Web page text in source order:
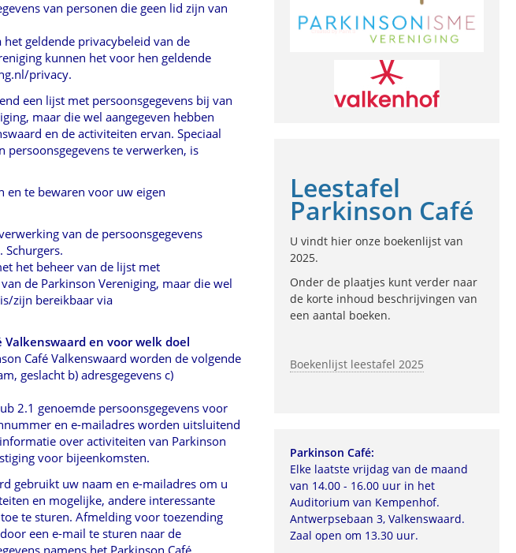
van personen die geen lid zijn van
geldende privacybeleid van de
kunnen het voor hen geldende
privacy.
een lijst met persoonsgegevens bij van
maar die wel aangegeven hebben
en de activiteiten ervan. Speciaal
te verwerken, is
en te bewaren voor uw eigen
van de persoonsgegevens
Schurgers.
het beheer van de lijst met
de Parkinson Vereniging, maar die wel
zijn bereikbaar via
en voor welk doel
Café Valkenswaard worden de volgende
geslacht b) adresgegevens c)
2.1 genoemde persoonsgegevens voor
en e-mailadres worden uitsluitend
over activiteiten van Parkinson
voor bijeenkomsten.
gebruikt uw naam en e-mailadres om u
en mogelijke, andere interessante
te sturen. Afmelding voor toezending
een e-mail te sturen naar de
namens het Parkinson Café
Leestafel
Parkinson Café
U vindt hier onze boekenlijst van
2025.
Onder de plaatjes kunt verder naar
de korte inhoud beschrijvingen van
een aantal boeken.
Boekenlijst leestafel 2025
Parkinson Café:
Elke laatste vrijdag van de maand
van 14.00 - 16.00 uur in het
Auditorium van Kempenhof.
Antwerpsebaan 3, Valkenswaard.
Zaal open om 13.30 uur.